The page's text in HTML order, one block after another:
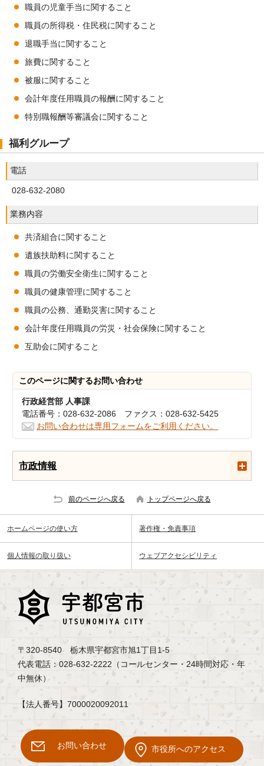
職員の児童手当に関すること
職員の所得税・住民税に関すること
退職手当に関すること
旅費に関すること
被服に関すること
会計年度任用職員の報酬に関すること
特別職報酬等審議会に関すること
福利グループ
電話
028-632-2080
業務内容
共済組合に関すること
遺族扶助料に関すること
職員の労働安全衛生に関すること
職員の健康管理に関すること
職員の公務、通勤災害に関すること
会計年度任用職員の労災・社会保険に関すること
互助会に関すること
このページに関するお問い合わせ
行政経営部 人事課
電話番号：028-632-2086 ファクス：028-632-5425
お問い合わせは専用フォームをご利用ください。
市政情報
前のページへ戻る トップページへ戻る
ホームページの使い方 著作権・免責事項
個人情報の取り扱い ウェブアクセシビリティ
〒320-8540 栃木県宇都宮市旭1丁目1-5
代表電話：028-632-2222（コールセンター・24時間対応・年
中無休）
【法人番号】7000020092011
お問い合わせ 市役所へのアクセス